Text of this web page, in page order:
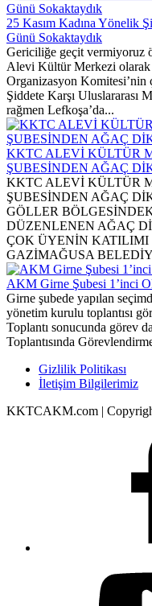
25 Kasım Kadına Yönelik
Günü Sokaktaydık
Gericiliğe geçit vermiyoruz
Alevi Kültür Merkezi olarak
Organizasyon Komitesi’nin
Şiddete Karşı Uluslararası
rağmen Lefkoşa’da...
KKTC ALEVİ KÜLTÜR
ŞUBESİNDEN AĞAÇ
KKTC ALEVİ KÜLTÜR
ŞUBESİNDEN AĞAÇ
GÖLLER
DÜZENLENEN AĞAÇ
ÇOK ÜYENİN KATILIMI
GAZİMAĞUSA
AKM Girne Şubesi 1’inci
Girne şubede yapılan
yönetim kurulu toplantısı
Toplantı sonucunda görev
Toplantısında
Gizlilik Politikası
İletişim Bilgilerimiz
KKTCAKM.com |